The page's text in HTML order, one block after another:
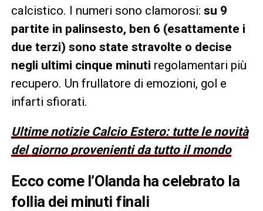
calcistico. I numeri sono clamorosi: su 9
partite in palinsesto, ben 6 (esattamente i
due terzi) sono state stravolte o decise
negli ultimi cinque minuti regolamentari più
recupero. Un frullatore di emozioni, gol e
infarti sfiorati.
Ultime notizie Calcio Estero: tutte le novità
del giorno provenienti da tutto il mondo
Ecco come l’Olanda ha celebrato la
follia dei minuti finali